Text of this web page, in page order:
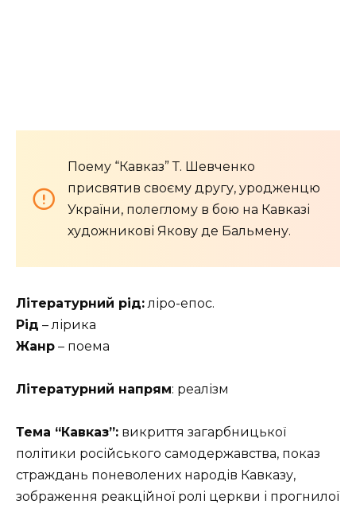
Поему “Кавказ” Т. Шевченко
присвятив своєму другу, уродженцю
України, полеглому в бою на Кавказі
художникові Якову де Бальмену.
Літературний рід: ліро-епос.
Рід – лірика
Жанр – поема
Літературний напрям: реалізм
Тема “Кавказ”: викриття загарбницької
політики російського самодержавства, показ
страждань поневолених народів Кавказу,
зображення реакційної ролі церкви і прогнилої